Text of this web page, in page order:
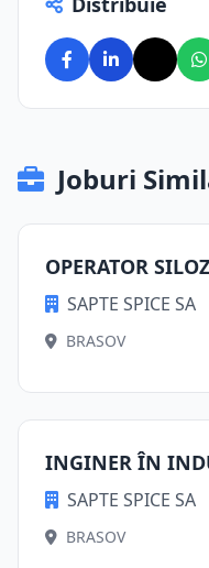
Joburi
OPERATOR
SAPTE SPICE SA
BRASOV
INGINER ÎN
SAPTE SPICE SA
BRASOV